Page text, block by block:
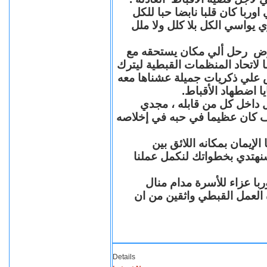
كان قلبا نابضا حبا للكل
يواسي الكل بلا كلل ولا ملل
رحل ألي مكان يستحقه مع
المنظمات القبطية ليترك
علي ذكريات جميلة عشناها معه
اضطهاد الأقباط.
داخل كل من قابله ، مجدي
عظيما في حبه في إخلاصه
بمكانه اللائق بين
بخطواتك لنكمل عملنا
عزاء للأسرة مدام منال
العمل القبطي واثقين من ان
Details